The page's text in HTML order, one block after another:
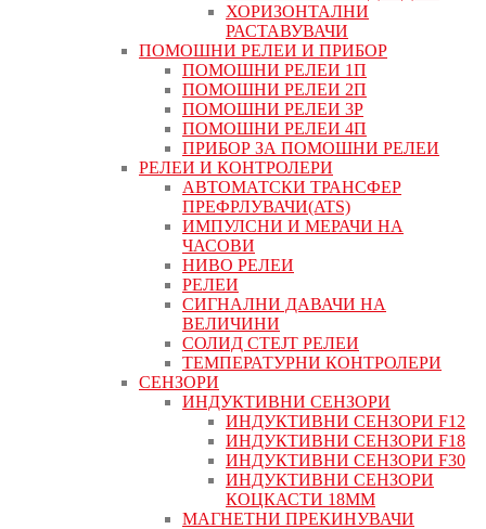
ХОРИЗОНТАЛНИ
РАСТАВУВАЧИ
ПОМОШНИ РЕЛЕИ И ПРИБОР
ПОМОШНИ РЕЛЕИ 1П
ПОМОШНИ РЕЛЕИ 2П
ПОМОШНИ РЕЛЕИ 3P
ПОМОШНИ РЕЛЕИ 4П
ПРИБОР ЗА ПОМОШНИ РЕЛЕИ
РЕЛЕИ И КОНТРОЛЕРИ
АВТОМАТСКИ ТРАНСФЕР
ПРЕФРЛУВАЧИ(ATS)
ИМПУЛСНИ И МЕРАЧИ НА
ЧАСОВИ
НИВО РЕЛЕИ
РЕЛЕИ
СИГНАЛНИ ДАВАЧИ НА
ВЕЛИЧИНИ
СОЛИД СТЕЈТ РЕЛЕИ
ТЕМПЕРАТУРНИ КОНТРОЛЕРИ
СЕНЗОРИ
ИНДУКТИВНИ СЕНЗОРИ
ИНДУКТИВНИ СЕНЗОРИ F12
ИНДУКТИВНИ СЕНЗОРИ F18
ИНДУКТИВНИ СЕНЗОРИ F30
ИНДУКТИВНИ СЕНЗОРИ
КОЦКАСТИ 18ММ
МАГНЕТНИ ПРЕКИНУВАЧИ